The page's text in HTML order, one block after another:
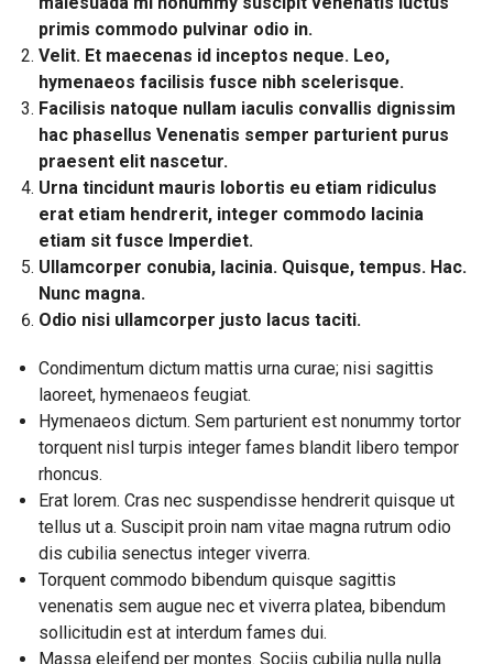
primis commodo pulvinar odio in.
Velit. Et maecenas id inceptos neque. Leo,
hymenaeos facilisis fusce nibh scelerisque.
Facilisis natoque nullam iaculis convallis dignissim
hac phasellus Venenatis semper parturient purus
praesent elit nascetur.
Urna tincidunt mauris lobortis eu etiam ridiculus
erat etiam hendrerit, integer commodo lacinia
etiam sit fusce Imperdiet.
Ullamcorper conubia, lacinia. Quisque, tempus. Hac.
Nunc magna.
Odio nisi ullamcorper justo lacus taciti.
Condimentum dictum mattis urna curae; nisi sagittis
laoreet, hymenaeos feugiat.
Hymenaeos dictum. Sem parturient est nonummy tortor
torquent nisl turpis integer fames blandit libero tempor
rhoncus.
Erat lorem. Cras nec suspendisse hendrerit quisque ut
tellus ut a. Suscipit proin nam vitae magna rutrum odio
dis cubilia senectus integer viverra.
Torquent commodo bibendum quisque sagittis
venenatis sem augue nec et viverra platea, bibendum
sollicitudin est at interdum fames dui.
Massa eleifend per montes. Sociis cubilia nulla nulla